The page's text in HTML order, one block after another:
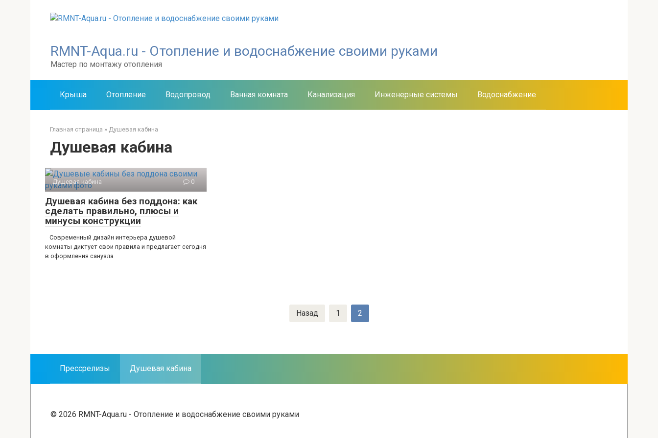
RMNT-Aqua.ru - Отопление и водоснабжение своими руками
Мастер по монтажу отопления
Крыша Отопление Водопровод Ванная комната Канализация Инженерные системы Водоснабжение
Главная страница » Душевая кабина
Душевая кабина
Душевая кабина 0
Душевая кабина без поддона: как
сделать правильно, плюсы и
минусы конструкции
Современный дизайн интерьера душевой
комнаты диктует свои правила и предлагает сегодня
в оформления санузла
Назад 1 2
Прессрелизы Душевая кабина
© 2026 RMNT-Aqua.ru - Отопление и водоснабжение своими руками